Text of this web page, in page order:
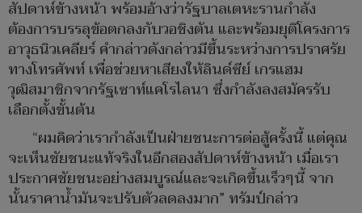
สัปดาห์ข้างหน้า พร้อมอ้างว่ารัฐบาลเตหะรานกำลัง
ต้องการบรรลุข้อตกลงกับวอชิงตัน และพร้อมยุติโครงการ
อาวุธนิวเคลียร์ คำกล่าวดังกล่าวมีขึ้นระหว่างการปราศรัย
ทางโทรศัพท์ เพื่อช่วยหาเสียงให้ลินด์ซีย์ เกรแฮม
วุฒิสมาชิกจากรัฐเซาท์แคโรไลนา ซึ่งกำลังลงสมัครรับ
เลือกตั้งขั้นต้น
“ผมคิดว่าเรากำลังเป็นฝ่ายชนะการต่อสู้ครั้งนี้ แต่คุณ
จะเห็นชัยชนะแท้จริงในอีกสองสัปดาห์ข้างหน้า เมื่อเรา
ประกาศชัยชนะอย่างสมบูรณ์และจะเกิดขึ้นเร็วๆนี้ จาก
นั้นราคาน้ำมันจะปรับตัวลดลงมาก” ทรัมป์กล่าว